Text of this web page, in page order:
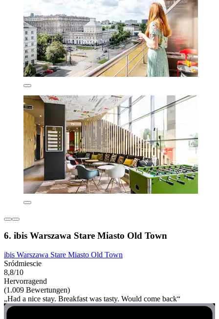
6. ibis Warszawa Stare Miasto Old Town
ibis Warszawa Stare Miasto Old Town
Sródmiescie
8,8/10
Hervorragend
(1.009 Bewertungen)
„Had a nice stay. Breakfast was tasty. Would come back“